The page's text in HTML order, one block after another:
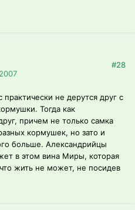
#28
не дерутся друг с
Тогда как
причем не только самка
кормушек, но зато и
больше. Александрийцы
в этом вина Миры, которая
жить не может, не посидев